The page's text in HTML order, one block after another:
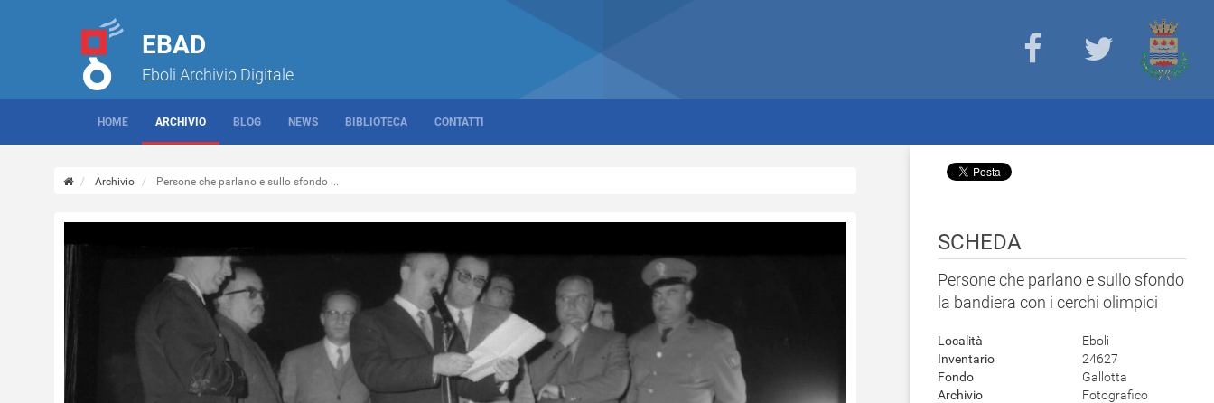
EBAD
Eboli Archivio Digitale
HOME ARCHIVIO BLOG NEWS BIBLIOTECA CONTATTI
Archivio Persone che parlano e sullo sfondo ...
SCHEDA
Persone che parlano e sullo sfondo
la bandiera con i cerchi olimpici
Località
Eboli
Inventario
24627
Fondo
Gallotta
Archivio
Fotografico